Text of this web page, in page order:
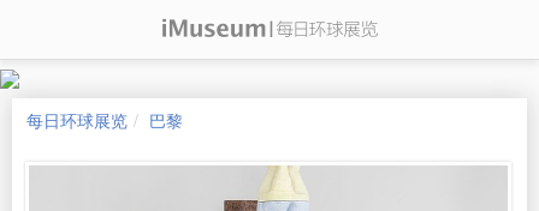
每日环球展览 巴黎